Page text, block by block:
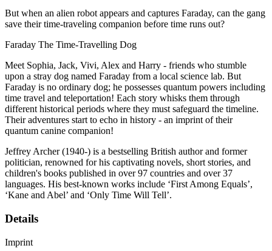
But when an alien robot appears and captures Faraday, can the gang
save their time-traveling companion before time runs out?
Faraday The Time-Travelling Dog
Meet Sophia, Jack, Vivi, Alex and Harry - friends who stumble
upon a stray dog named Faraday from a local science lab. But
Faraday is no ordinary dog; he possesses quantum powers including
time travel and teleportation! Each story whisks them through
different historical periods where they must safeguard the timeline.
Their adventures start to echo in history - an imprint of their
quantum canine companion!
Jeffrey Archer (1940-) is a bestselling British author and former
politician, renowned for his captivating novels, short stories, and
children's books published in over 97 countries and over 37
languages. His best-known works include ‘First Among Equals’,
‘Kane and Abel’ and ‘Only Time Will Tell’.
Details
Imprint